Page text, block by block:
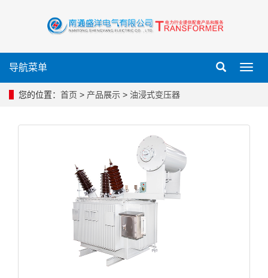
导
导航菜单
您的位置： 首页 > 产品展示 > 油浸式变压器